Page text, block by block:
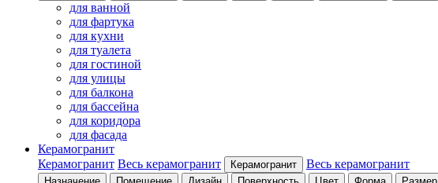
для ванной
для фартука
для кухни
для туалета
для гостиной
для улицы
для балкона
для бассейна
для коридора
для фасада
Керамогранит
Керамогранит Весь керамогранит Керамогранит Весь керамогранит